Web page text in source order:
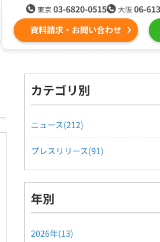
kintone（キントーン）メール配信
SNSプロモーション支援事業
資料請求・お問い合わせ
東京 03-6820-0515 大阪 06-
カテゴリ別
ニュース(212)
プレスリリース(91)
年別
2026年(13)